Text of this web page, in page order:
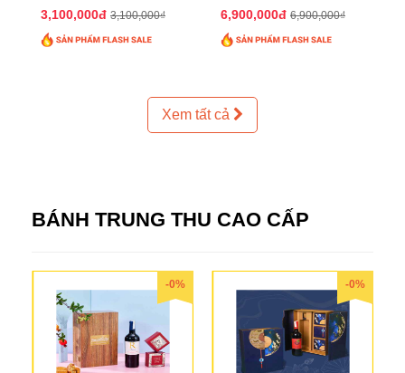
3,100,000đ 3,100,000₫ 6,900,000đ 6,900,000₫
Xem tất cả
BÁNH TRUNG THU CAO CẤP
-0% -0%